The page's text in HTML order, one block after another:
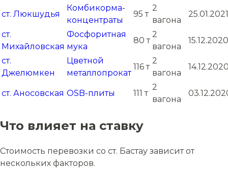
ст. Люкшудья
Комбикорма-
концентраты
95 т
2
вагона
25.01.2021
ст.
Михайловская
Фосфоритная
мука
80 т
2
вагона
15.12.2020
ст.
Джелюмкен
Цветной
металлопрокат
116 т
2
вагона
ст. Аносовская OSB-плиты 111 т
2
вагона
Что влияет на ставку
Стоимость перевозки со ст. Бастау зависит от
нескольких факторов.